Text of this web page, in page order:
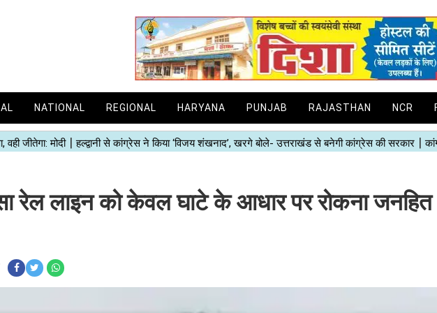
NATIONAL REGIONAL HARYANA PUNJAB RAJASTHAN NCR
रेल लाइन को केवल घाटे के आधार पर रोकना